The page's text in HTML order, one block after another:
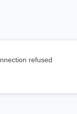
refused